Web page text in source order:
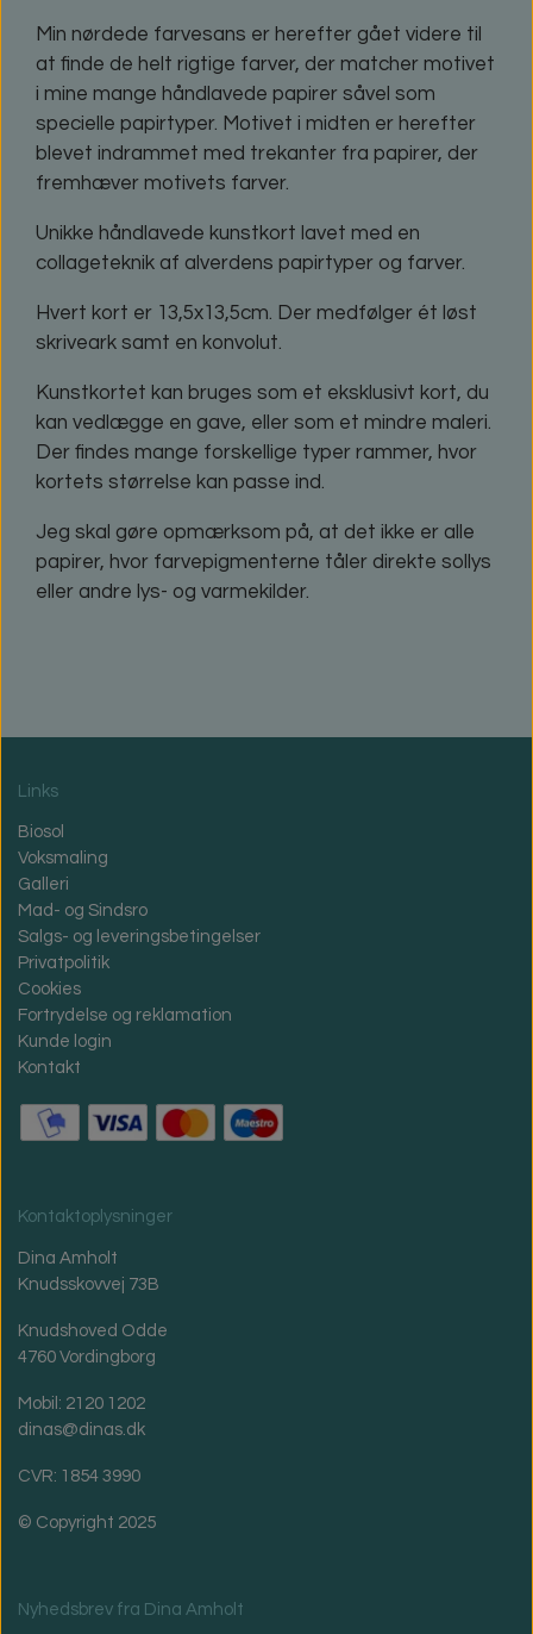
Min nørdede farvesans er herefter gået videre til
at finde de helt rigtige farver, der matcher motivet
i mine mange håndlavede papirer såvel som
specielle papirtyper. Motivet i midten er herefter
blevet indrammet med trekanter fra papirer, der
fremhæver motivets farver.
Unikke håndlavede kunstkort lavet med en
collageteknik af alverdens papirtyper og farver.
Hvert kort er 13,5x13,5cm. Der medfølger ét løst
skriveark samt en konvolut.
Kunstkortet kan bruges som et eksklusivt kort, du
kan vedlægge en gave, eller som et mindre maleri.
Der findes mange forskellige typer rammer, hvor
kortets størrelse kan passe ind.
Jeg skal gøre opmærksom på, at det ikke er alle
papirer, hvor farvepigmenterne tåler direkte sollys
eller andre lys- og varmekilder.
Links
Biosol
Voksmaling
Galleri
Mad- og Sindsro
Salgs- og leveringsbetingelser
Privatpolitik
Cookies
Fortrydelse og reklamation
Kunde login
Kontakt
Kontaktoplysninger
Dina Amholt
Knudsskovvej 73B
Knudshoved Odde
4760 Vordingborg
Mobil: 2120 1202
dinas@dinas.dk
CVR: 1854 3990
© Copyright 2025
Nyhedsbrev fra Dina Amholt